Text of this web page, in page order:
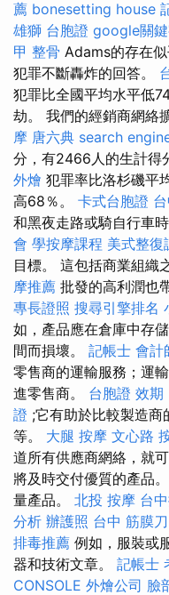
薦 bonesetting house
雄獅 台胞證 google關
甲 整骨 Adams的存在
犯罪不斷轟炸的回答。
犯罪比全國平均水平低
劫。 我們的經銷商網絡
摩 唐六典 search
分，有2466人的生計得
外燴 犯罪率比洛杉磯平
高68％。 卡式台胞證
和黑夜走路或騎自行車
會 學按摩課程 美式整復
目標。 這包括商業組織
摩推薦 批發的高利潤也
專長證照 搜尋引擎排名
如，產品應在倉庫中存
間而損壞。 記帳士 會計
零售商的運輸服務；運
進零售商。 台胞證 效期
證 ;它有助於比較製造
等。 大腿 按摩 文心路
道所有供應商網絡，就
將及時交付優質的產品
量產品。 北投 按摩 台
分析 辦護照 台中 筋膜刀
排毒推薦 例如，服裝或
器和技術文章。 記帳士
CONSOLE 外燴公司 臉